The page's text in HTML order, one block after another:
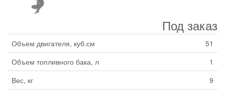
Под заказ
Объем двигателя, куб.см
51
Объем топливного бака, л
1
Вес, кг
9